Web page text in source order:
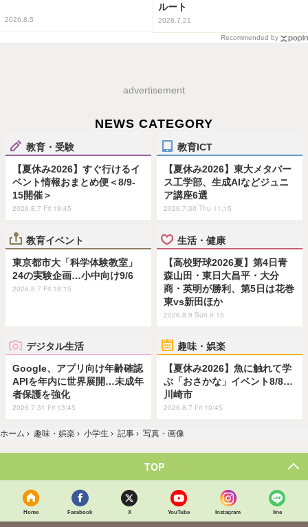
2026.8.5
ルート
2026.7.21
Recommended by
advertisement
NEWS CATEGORY
教育・受験
【夏休み2026】すぐ行けるイ
ベント情報おまとめ便＜8/9-
15開催＞
2026.8.7 Fri 19:45
教育ICT
【夏休み2026】東大メタバー
ス工学部、生成AIなどジュニ
ア講座6選
2026.7.30 Thu 11:15
教育イベント
東京都市大「科学体験教室」
24の実験企画…小中向け9/6
2026.8.7 Fri 18:15
生活・健康
【高校野球2026夏】第4日青
森山田・東日大昌平・大分
商・英明が勝利、第5日は花巻
東vs新田ほか
2026.8.9 Sun 9:15
デジタル生活
Google、アプリ向け年齢確認
APIを年内に世界展開…未成年
者保護を強化
2026.7.31 Fri 13:45
趣味・娯楽
【夏休み2026】魚に触れて学
ぶ「おさかな」イベント8/8…
川崎市
2026.8.7 Fri 10:45
ホーム › 趣味・娯楽 › 小学生 › 記事 › 写真・画像
TOP
Home Facebook X YouTube Instagram line